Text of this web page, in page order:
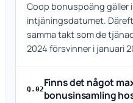
Coop bonuspoäng gäller
intjäningsdatumet.
samma takt som de
2024 försvinner i januari
Q.02Finns det något
bonusinsamling